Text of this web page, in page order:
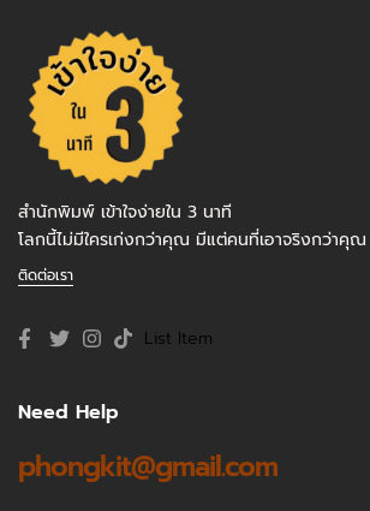
สำนักพิมพ์ เข้าใจง่ายใน 3 นาที
โลกนี้ไม่มีใครเก่งกว่าคุณ มีแต่คนที่เอาจริงกว่าคุณ
ติดต่อเรา
List Item
Need Help
phongkit@gmail.com